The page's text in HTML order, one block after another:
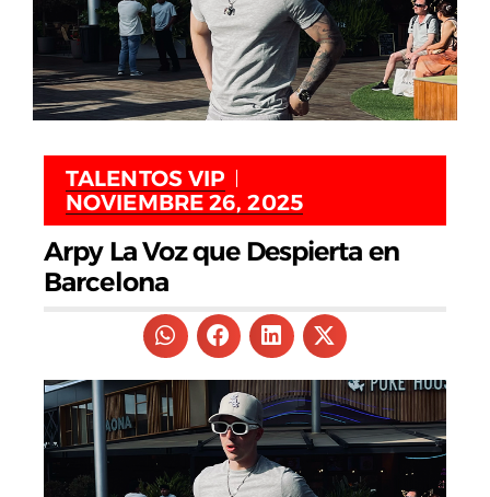
TALENTOS VIP
NOVIEMBRE 26, 2025
Arpy La Voz que Despierta en
Barcelona